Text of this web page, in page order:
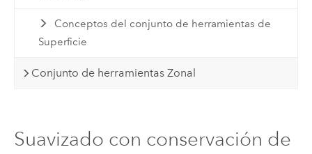
Conceptos del conjunto de herramientas de
Superficie
Conjunto de herramientas Zonal
Suavizado con conservación de